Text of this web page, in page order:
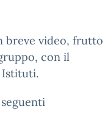
breve video, frutto
con il
Istituti.